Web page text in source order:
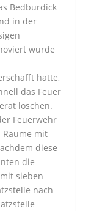
Bedburdick
in der
wurde
hatte,
das Feuer
löschen.
Feuerwehr
mit
diese
die
sieben
nach